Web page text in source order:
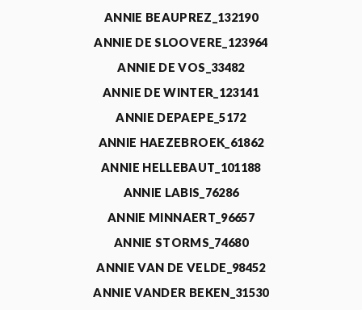
ANNIE BEAUPREZ_132190
ANNIE DE SLOOVERE_123964
ANNIE DE VOS_33482
ANNIE DE WINTER_123141
ANNIE DEPAEPE_5172
ANNIE HAEZEBROEK_61862
ANNIE HELLEBAUT_101188
ANNIE LABIS_76286
ANNIE MINNAERT_96657
ANNIE STORMS_74680
ANNIE VAN DE VELDE_98452
ANNIE VANDER BEKEN_31530